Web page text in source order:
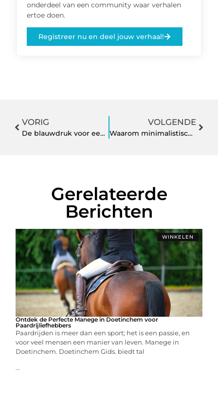
onderdeel van een community waar verhalen
ertoe doen.
Registreer nu en deel jouw verhaal!
VORIG
De blauwdruk voor een onvergetelijk feest
VOLGENDE
Waarom minimalistische tattoos populair zijn bij een nieuwe generatie
Gerelateerde
Berichten
WINKELEN
Ontdek de Perfecte Manege in Doetinchem voor
Paardrijliefhebbers
Paardrijden is meer dan een sport; het is een passie, en
voor veel mensen een manier van leven. Manege in
Doetinchem. Doetinchem Gids. biedt tal
...